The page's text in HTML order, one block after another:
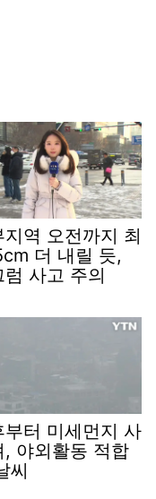
지역 오전까지 최
더 내릴 듯,
럼 사고 주의
부터 미세먼지 사
, 야외활동 적합
씨